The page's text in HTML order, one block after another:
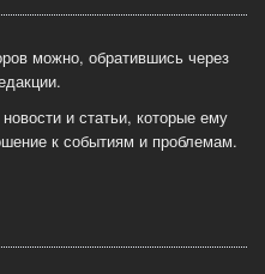
можно, обратившись через
и статьи, которые ему
к событиям и проблемам.